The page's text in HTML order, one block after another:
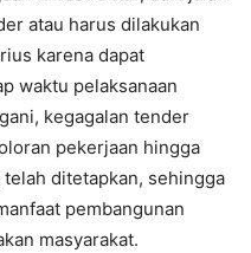
atau harus dilakukan
karena dapat
waktu pelaksanaan
kegagalan tender
pekerjaan hingga
ditetapkan, sehingga
pembangunan
masyarakat.